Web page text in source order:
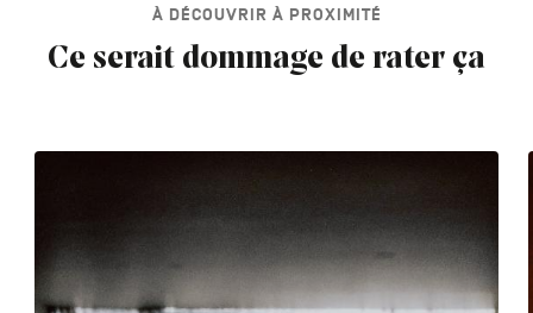
À DÉCOUVRIR À PROXIMITÉ
Ce serait dommage de rater ça